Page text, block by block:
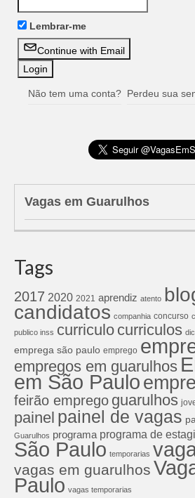
Lembrar-me
Continue with Email
Não tem uma conta? Perdeu sua
Vagas em Guarulhos
Tags
2017 2020 2021 aprendiz atento
candidatos companhia concurso
publico inss curriculo curriculos
emprega são paulo emprego
empregos em guarulhos
em São Paulo
feirão emprego guarulhos
painel painel de vagas
Guarulhos programa programa de
São Paulo temporarias
vagas em guarulhos
Paulo vagas temporarias